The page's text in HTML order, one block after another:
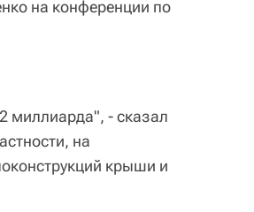
на конференции по
миллиарда", - сказал
на
крыши и